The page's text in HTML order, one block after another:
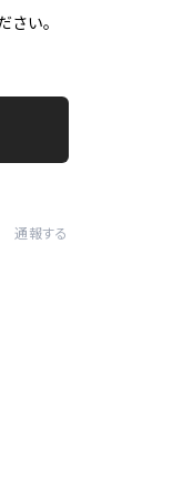
い。
通報する